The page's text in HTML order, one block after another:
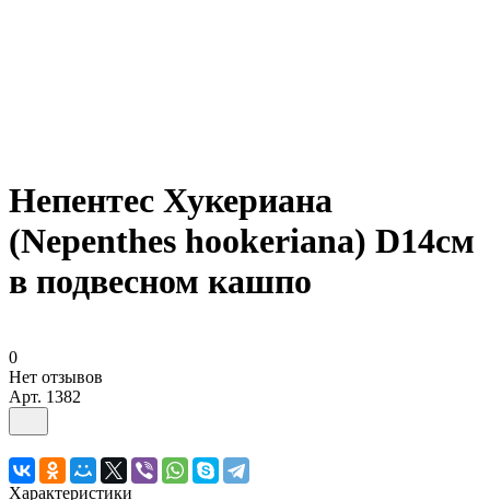
Непентес Хукериана
(Nepenthes hookeriana) D14см
в подвесном кашпо
0
Нет отзывов
Арт. 1382
Характеристики